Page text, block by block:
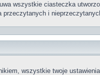
wszystkie ciasteczka
i
wszystkie twoje